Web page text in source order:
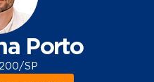
Porto
SP